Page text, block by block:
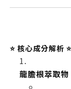
⭐️ 核心成分解析 ⭐️
龍膽根萃取物